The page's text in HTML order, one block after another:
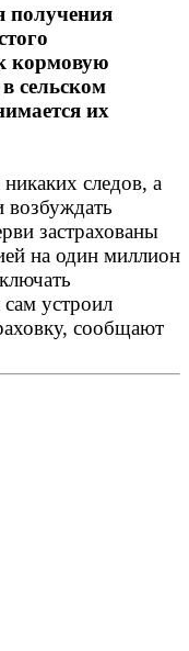
получения
кормовую
сельском
их
следов, а
возбуждать
застрахованы
на один миллион
сам устроил
сообщают